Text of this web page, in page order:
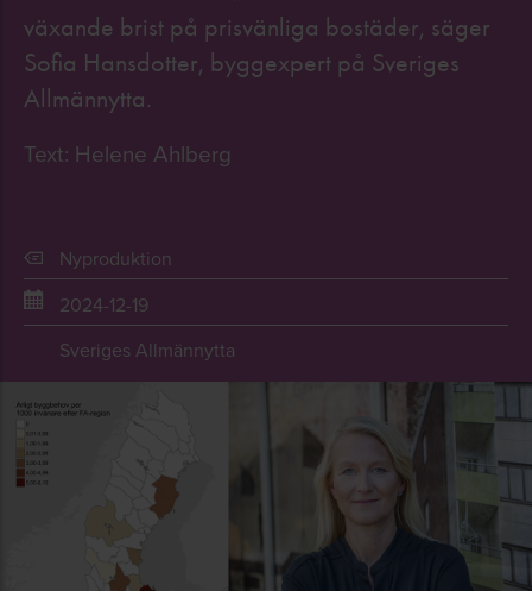
växande brist på prisvänliga bostäder, säger
Sofia Hansdotter, byggexpert på Sveriges
Allmännytta.
Text: Helene Ahlberg
Nyproduktion
2024-12-19
Sveriges Allmännytta